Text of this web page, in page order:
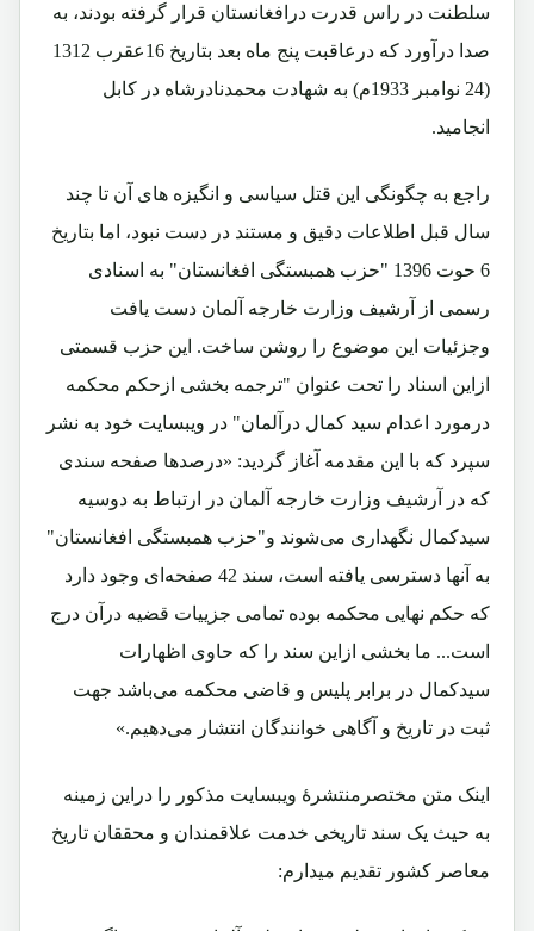
سلطنت در راس قدرت درافغانستان قرار گرفته بودند، به
صدا درآورد که درعاقبت پنج ماه بعد بتاریخ 16عقرب 1312
(24 نوامبر 1933م) به شهادت محمدنادرشاه در کابل
انجامید.
راجع به چگونگی این قتل سیاسی و انگیزه های آن تا چند
سال قبل اطلاعات دقیق و مستند در دست نبود، اما بتاریخ
6 حوت 1396 "حزب همبستگی افغانستان" به اسنادی
رسمی از آرشیف وزارت خارجه آلمان دست یافت
وجزئیات این موضوع را روشن ساخت. این حزب قسمتی
ازاین اسناد را تحت عنوان "ترجمه بخشی ازحکم محکمه
درمورد اعدام سید کمال درآلمان" در ویبسایت خود به نشر
سپرد که با این مقدمه آغاز گردید: «درصدها صفحه سندی
که در آرشیف وزارت خارجه آلمان در ارتباط به دوسیه
سیدکمال نگهداری می‌شوند و"حزب همبستگی افغانستان"
به آنها دسترسی یافته است، سند 42 صفحه‌ای وجود دارد
که حکم نهایی محکمه بوده تمامی جزییات قضیه درآن درج
است... ما بخشی ازاین سند را که حاوی اظهارات
سیدکمال در برابر پلیس و قاضی محکمه می‌باشد جهت
ثبت در تاریخ و آگاهی خوانندگان انتشار می‌دهیم.»
اینک متن مختصرمنتشرۀ ویبسایت مذکور را دراین زمینه
به حیث یک سند تاریخی خدمت علاقمندان و محققان تاریخ
معاصر کشور تقدیم میدارم: